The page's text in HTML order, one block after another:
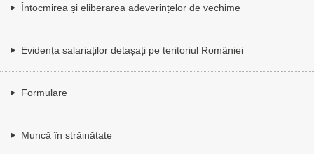
Întocmirea și eliberarea adeverințelor de vechime
Evidența salariaților detașați pe teritoriul României
Formulare
Muncă în străinătate